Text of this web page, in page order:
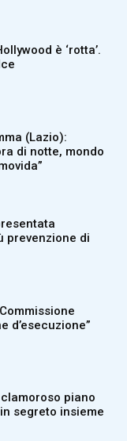
è ‘rotta’.
(Lazio):
di notte, mondo
prevenzione di
d’esecuzione”
piano
segreto insieme